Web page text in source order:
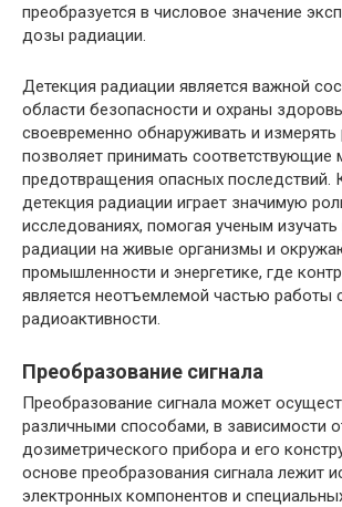
преобразуется в числовое значение
дозы радиации.
Детекция радиации является важной
области безопасности и охраны
своевременно обнаруживать и
позволяет принимать соответствующие
предотвращения опасных последствий.
детекция радиации играет значимую
исследованиях, помогая ученым
радиации на живые организмы и
промышленности и энергетике, где
является неотъемлемой частью работы
радиоактивности.
Преобразование сигнала
Преобразование сигнала может
различными способами, в зависимости
дозиметрического прибора и его
основе преобразования сигнала лежит
электронных компонентов и